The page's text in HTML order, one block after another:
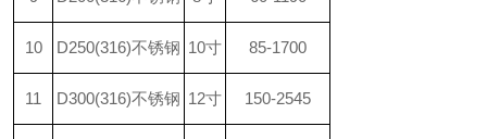
10 D250(316)不锈钢 10寸 85-1700
11 D300(316)不锈钢 12寸 150-2545